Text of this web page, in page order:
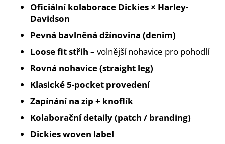
Oficiální kolaborace Dickies × Harley-
Davidson
Pevná bavlněná džínovina (denim)
Loose fit střih – volnější nohavice pro pohodlí
Rovná nohavice (straight leg)
Klasické 5-pocket provedení
Zapínání na zip + knoflík
Kolaborační detaily (patch / branding)
Dickies woven label